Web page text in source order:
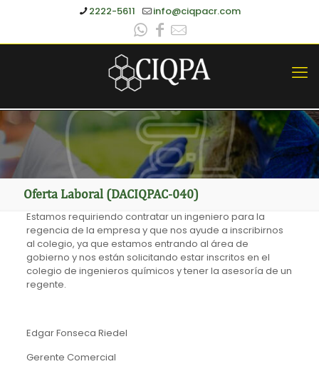
2222-5611 info@ciqpacr.com
Oferta Laboral (DACIQPAC-040)
Estamos requiriendo contratar un ingeniero para la
regencia de la empresa y que nos ayude a inscribirnos
al colegio, ya que estamos entrando al área de
gobierno y nos están solicitando estar inscritos en el
colegio de ingenieros químicos y tener la asesoría de un
regente.
Edgar Fonseca Riedel
Gerente Comercial